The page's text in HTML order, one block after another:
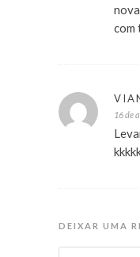
com
16 de
DEIXAR UMA